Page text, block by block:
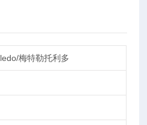
梅特勒托利多